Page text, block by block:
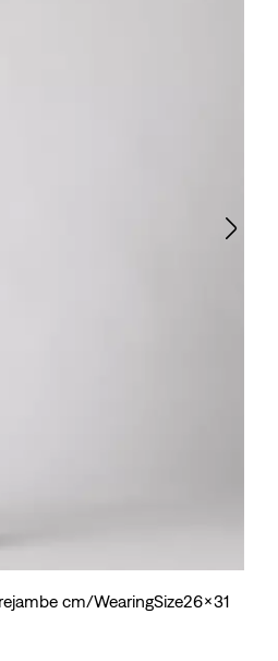
cm/WearingSize26x31